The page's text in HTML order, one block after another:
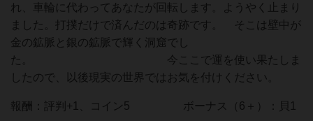
れ、車輪に代わってあなたが回転します。ようやく止まり
ました。打撲だけで済んだのは奇跡です。 そこは壁中が
金の鉱脈と銀の鉱脈で輝く洞窟でし
た。 今ここで運を使い果たしま
したので、以後現実の世界ではお気を付けください。
報酬：評判+1、コイン5 ボーナス（6＋）：貝1